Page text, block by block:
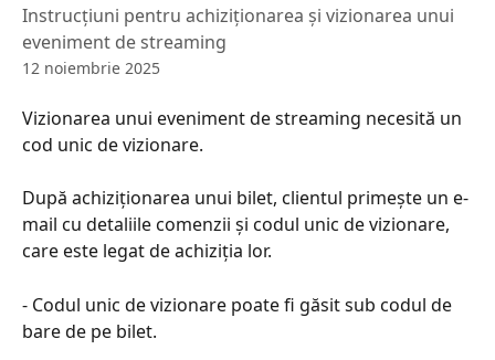
Instrucțiuni pentru achiziționarea și vizionarea unui
eveniment de streaming
12 noiembrie 2025
Vizionarea unui eveniment de streaming necesită un
cod unic de vizionare.
După achiziționarea unui bilet, clientul primește un e-
mail cu detaliile comenzii și codul unic de vizionare,
care este legat de achiziția lor.
- Codul unic de vizionare poate fi găsit sub codul de
bare de pe bilet.